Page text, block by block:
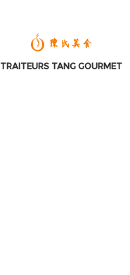
TRAITEURS TANG GOURMET